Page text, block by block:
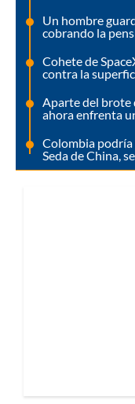
Un hombre
cobrando la
Cohete de
contra la
Aparte del brote
ahora enfrenta
Colombia podría
Seda de China,